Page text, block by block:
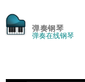
弹奏钢琴
弹奏在线钢琴